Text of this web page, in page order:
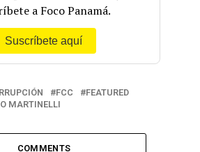
a Foco Panamá.
Suscríbete aquí
FCC
FEATURED
MARTINELLI
COMMENTS